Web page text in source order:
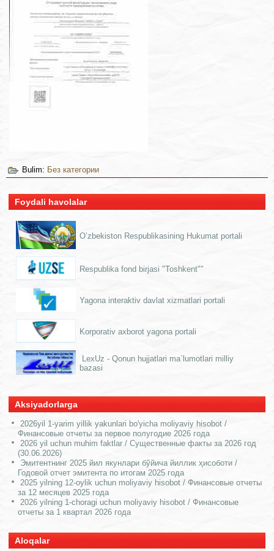
Bulim: Без категории
Foydali havolalar
O’zbekiston Respublikasining Hukumat portali
Respublika fond birjasi "Toshkent""
Yagona interaktiv davlat xizmatlari portali
Korporativ axborot yagona portali
LexUz - Qonun hujjatlari ma`lumotlari milliy
bazasi
Aksiyadorlarga
2026yil 1-yarim yillik yakunlari bo'yicha moliyaviy hisobot /
Финансовые отчеты за первое полугодие 2026 года
2026 yil uchun muhim faktlar / Существенные факты за 2026 год
(30.06.2026)
Эмитентнинг 2025 йил якунлари бўйича йиллик ҳисоботи /
Годовой отчет эмитента по итогам 2025 года
2025 yilning 12-oylik uchun moliyaviy hisobot / Финансовые отчеты
за 12 месяцев 2025 года
2026 yilning 1-choragi uchun moliyaviy hisobot / Финансовые
отчеты за 1 квартал 2026 года
Aloqalar